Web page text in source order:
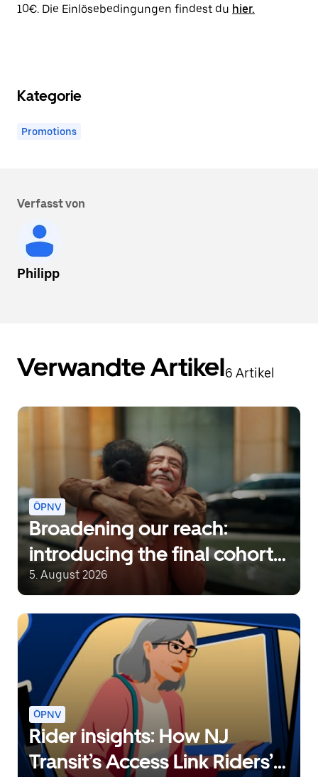
10€. Die Einlösebedingungen findest du hier.
Kategorie
Promotions
Verfasst von
Philipp
Verwandte Artikel6 Artikel
ÖPNV
Broadening our reach:
introducing the final cohort
of recipients of the Uber
5. August 2026
ÖPNV
Rider insights: How NJ
Transit’s Access Link Riders’